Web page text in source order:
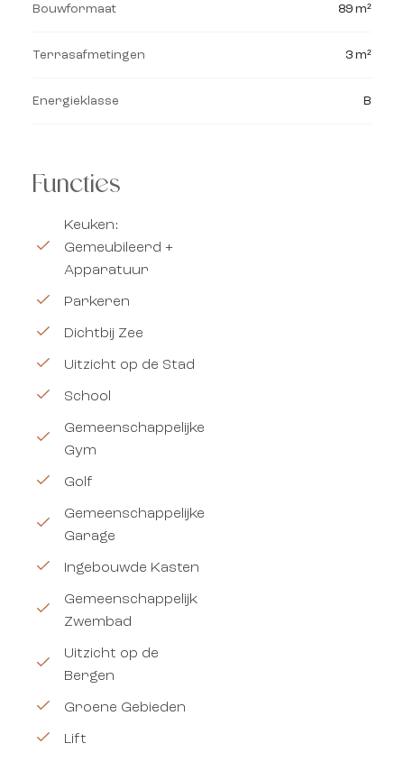
Bouwformaat 89 m²
Terrasafmetingen 3 m²
Energieklasse B
Functies
Keuken:
Gemeubileerd +
Apparatuur
Parkeren
Dichtbij Zee
Uitzicht op de Stad
School
Gemeenschappelijke
Gym
Golf
Gemeenschappelijke
Garage
Ingebouwde Kasten
Gemeenschappelijk
Zwembad
Uitzicht op de
Bergen
Groene Gebieden
Lift